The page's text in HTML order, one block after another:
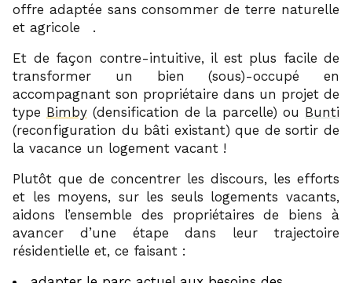
offre adaptée sans consommer de terre naturelle
et agricole
.
Et de façon contre-intuitive, il est plus facile de
transformer un bien (sous)-occupé en
accompagnant son propriétaire dans un projet de
type Bimby(densification de la parcelle) ou Bunti
(reconfiguration du bâti existant) que de sortir de
la vacance un logement vacant !
Plutôt que de concentrer les discours, les efforts
et les moyens, sur les seuls logements vacants,
aidons l’ensemble des propriétaires de biens à
avancer d’une étape dans leur trajectoire
résidentielle et, ce faisant :